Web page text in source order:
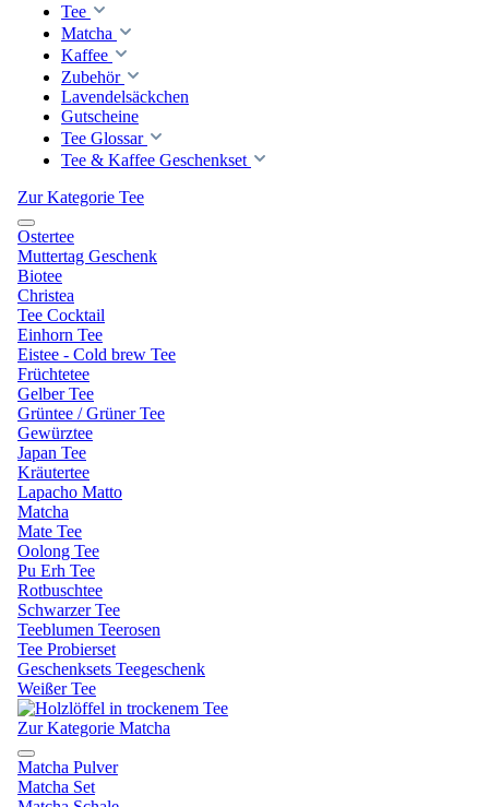
Tee
Matcha
Kaffee
Zubehör
Lavendelsäckchen
Gutscheine
Tee Glossar
Tee & Kaffee Geschenkset
Zur Kategorie Tee
Ostertee
Muttertag Geschenk
Biotee
Christea
Tee Cocktail
Einhorn Tee
Eistee - Cold brew Tee
Früchtetee
Gelber Tee
Grüntee / Grüner Tee
Gewürztee
Japan Tee
Kräutertee
Lapacho Matto
Matcha
Mate Tee
Oolong Tee
Pu Erh Tee
Rotbuschtee
Schwarzer Tee
Teeblumen Teerosen
Tee Probierset
Geschenksets Teegeschenk
Weißer Tee
Zur Kategorie Matcha
Matcha Pulver
Matcha Set